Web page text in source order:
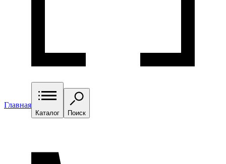
Главная
Каталог Поиск